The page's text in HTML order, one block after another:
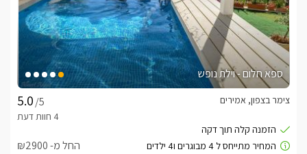
ספא חלום - וילת נופש
/5
צימר בצפון, אמירים
החל מ- ₪2900